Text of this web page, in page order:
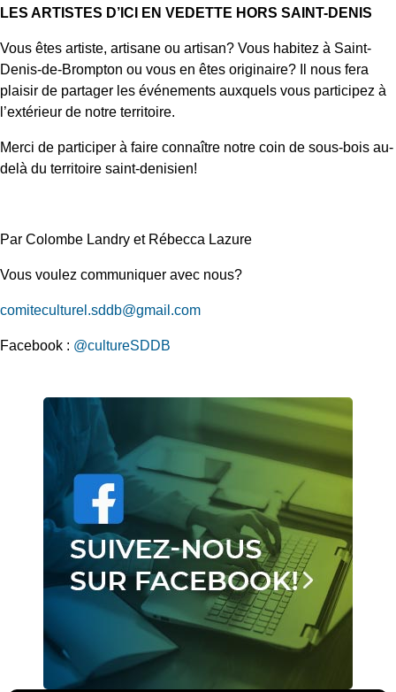
LES ARTISTES D’ICI EN VEDETTE HORS SAINT-DENIS
Vous êtes artiste, artisane ou artisan? Vous habitez à Saint-
Denis-de-Brompton ou vous en êtes originaire? Il nous fera
plaisir de partager les événements auxquels vous participez à
l’extérieur de notre territoire.
Merci de participer à faire connaître notre coin de sous-bois au-
delà du territoire saint-denisien!
Par Colombe Landry et Rébecca Lazure
Vous voulez communiquer avec nous?
comiteculturel.sddb@gmail.com
Facebook : @cultureSDDB